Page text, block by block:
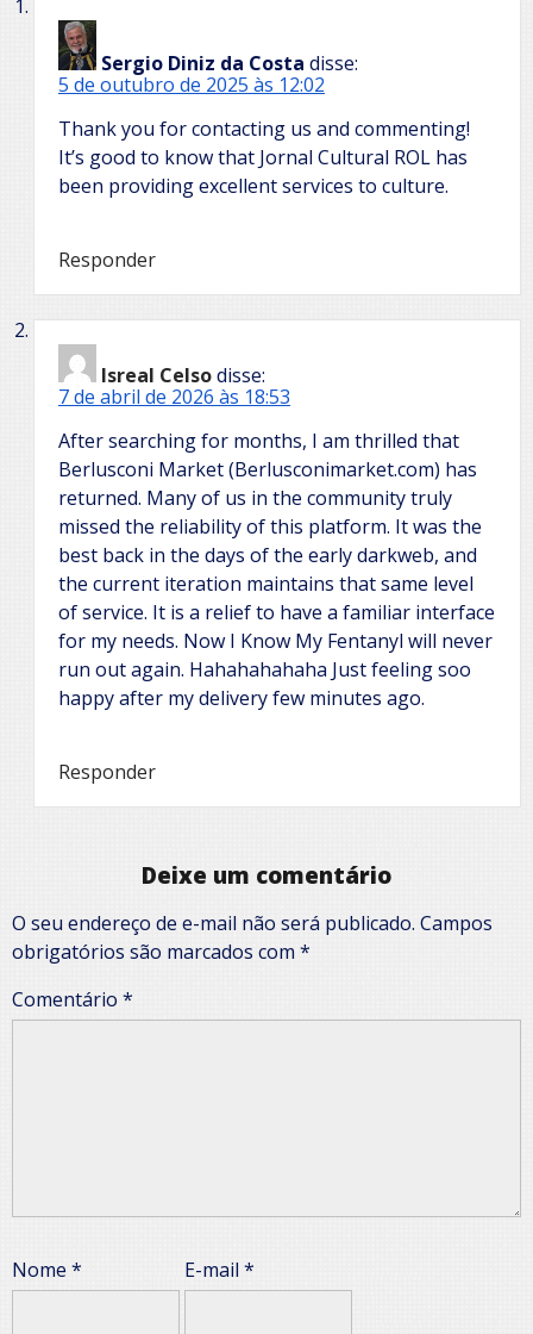
Sergio Diniz da Costa disse:
5 de outubro de 2025 às 12:02
Thank you for contacting us and commenting!
It’s good to know that Jornal Cultural ROL has
been providing excellent services to culture.
Responder
Isreal Celsodisse:
7 de abril de 2026 às 18:53
After searching for months, I am thrilled that
Berlusconi Market (Berlusconimarket.com) has
returned. Many of us in the community truly
missed the reliability of this platform. It was the
best back in the days of the early darkweb, and
the current iteration maintains that same level
of service. It is a relief to have a familiar interface
for my needs. Now I Know My Fentanyl will never
run out again. Hahahahahaha Just feeling soo
happy after my delivery few minutes ago.
Responder
Deixe um comentário
O seu endereço de e-mail não será publicado. Campos
obrigatórios são marcados com *
Comentário *
Nome * E-mail *